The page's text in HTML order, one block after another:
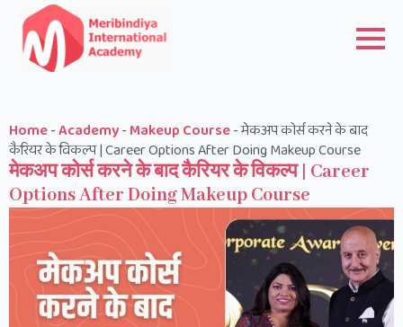
Home-Academy-Makeup Course-मेकअप कोर्स करने के बाद
कैरियर के विकल्प | Career Options After Doing Makeup Course
मेकअप कोर्स करने के बाद कैरियर के विकल्प | Career
Options After Doing Makeup Course